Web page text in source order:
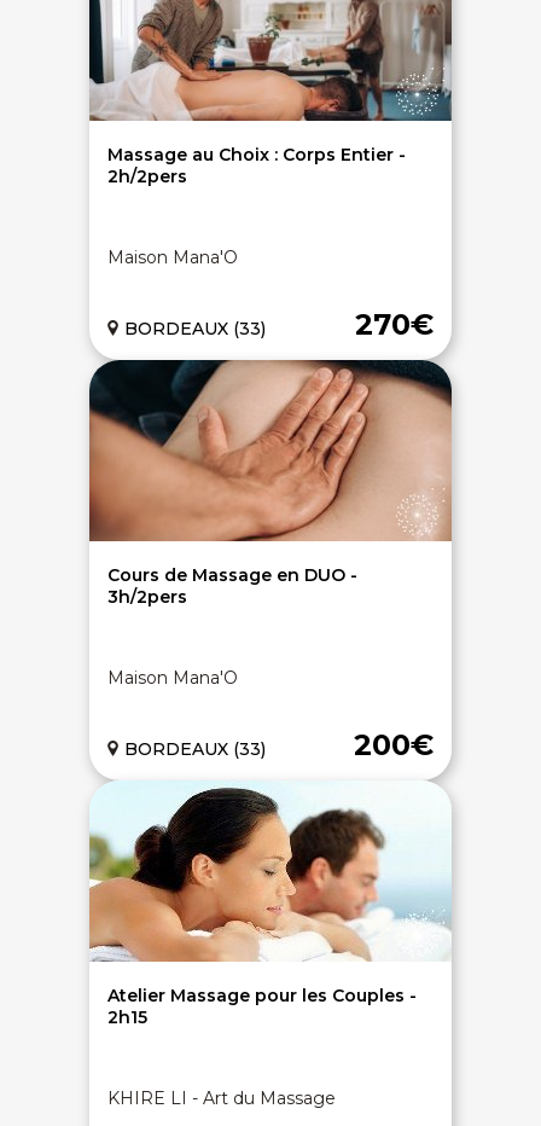
Massage au Choix : Corps Entier -
2h/2pers
Maison Mana'O
270€
BORDEAUX (33)
Cours de Massage en DUO -
3h/2pers
Maison Mana'O
200€
BORDEAUX (33)
Atelier Massage pour les Couples -
2h15
KHIRE LI - Art du Massage